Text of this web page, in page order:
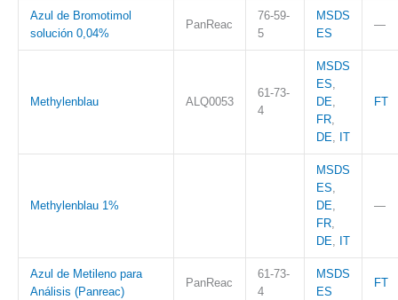
Azul de Bromotimol
solución 0,04%
PanReac
76-59-
5
MSDS
ES
—
Methylenblau ALQ0053
61-73-
4
MSDS
ES,
DE,
FR,
DE, IT
FT
Methylenblau 1%
MSDS
ES,
DE,
FR,
DE, IT
—
Azul de Metileno para
Análisis (Panreac)
PanReac
61-73-
4
MSDS
ES
FT